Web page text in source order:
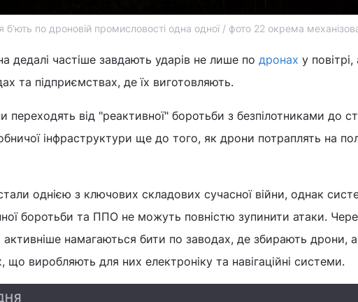
бʼють по дроновій промисловості одна одної / фото 22 окрема
дедалі частіше завдають ударів не лише по дронах у
та підприємствах, де їх виготовляють.
переходять від "реактивної" боротьби з безпілотниками до
інфраструктури ще до того, як дрони потраплять на
однією з ключових складових сучасної війни, однак
боротьби та ППО не можуть повністю зупинити атаки.
активніше намагаються бити по заводах, де збирають дрони,
що виробляють для них електроніку та навігаційні системи.